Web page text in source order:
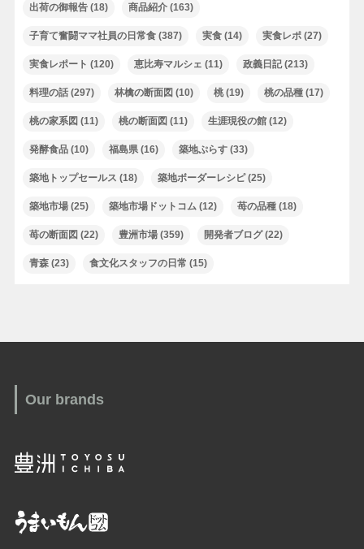
出荷の御報告(18) 商品紹介(163)
子育て奮闘ママ社員の日常食(387) 実食(14) 実食レポ(27)
実食レポート (120) 恵比寿マルシェ (11) 政義日記(213)
料理の話(297) 林檎の断面図 (10) 桃(19) 桃の品種(17)
桃の家系図 (11) 桃の断面図 (11) 生涯現役の館(12)
発酵食品(10) 福島県(16) 築地ぷらす(33)
築地トップセールス (18) 築地ボーダーレシピ(25)
築地市場(25) 築地市場ドットコム (12) 苺の品種(18)
苺の断面図 (22) 豊洲市場(359) 開発者ブログ(22)
青森(23) 食文化スタッフの日常 (15)
Our brands